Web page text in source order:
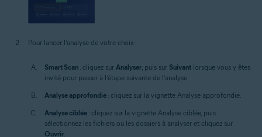
Pour lancer l’analyse de votre choix :
Smart Scan : cliquez sur Analyser, puis sur Suivant lorsque vous y êtes
invité pour passer à l’étape suivante de l’analyse.
Analyse approfondie : cliquez sur la vignette Analyse approfondie.
Analyse ciblée : cliquez sur la vignette Analyse ciblée, puis
sélectionnez les fichiers ou les dossiers à analyser et cliquez sur
Ouvrir.